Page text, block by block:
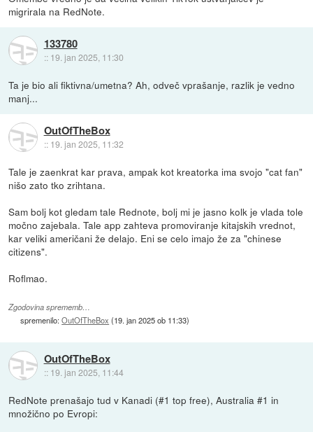
migrirala na RedNote.
133780
:: 19. jan 2025, 11:30
Ta je bio ali fiktivna/umetna? Ah, odveč vprašanje, razlik je vedno
manj...
OutOfTheBox
:: 19. jan 2025, 11:32
Tale je zaenkrat kar prava, ampak kot kreatorka ima svojo "cat fan"
nišo zato tko zrihtana.
Sam bolj kot gledam tale Rednote, bolj mi je jasno kolk je vlada tole
močno zajebala. Tale app zahteva promoviranje kitajskih vrednot,
kar veliki američani že delajo. Eni se celo imajo že za "chinese
citizens".
Roflmao.
Zgodovina sprememb…
spremenilo:OutOfTheBox (19. jan 2025 ob 11:33)
OutOfTheBox
:: 19. jan 2025, 11:44
RedNote prenašajo tud v Kanadi (#1 top free), Australia #1 in
množično po Evropi: